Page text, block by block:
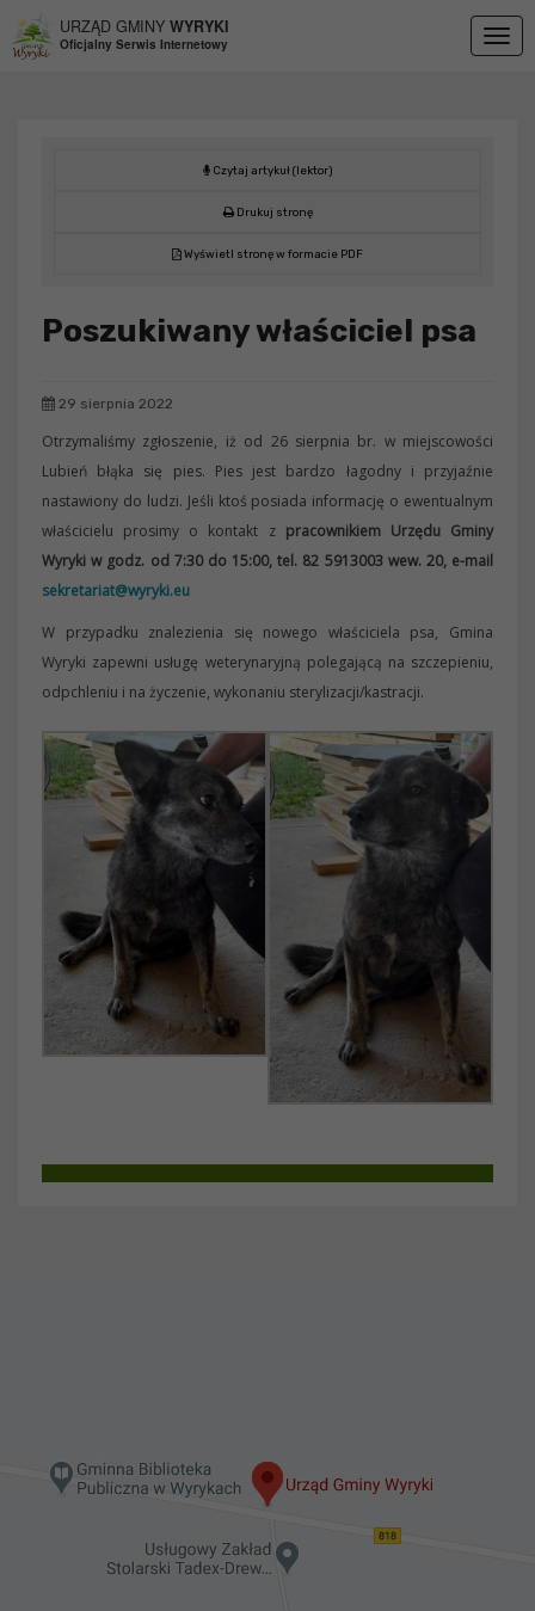
URZĄD GMINY WYRYKI
Oficjalny Serwis Internetowy
Czytaj artykuł (lektor)
Drukuj stronę
Wyświetl stronę w formacie PDF
Poszukiwany właściciel psa
29 sierpnia 2022
Otrzymaliśmy zgłoszenie, iż od 26 sierpnia br. w miejscowości
Lubień błąka się pies. Pies jest bardzo łagodny i przyjaźnie
nastawiony do ludzi. Jeśli ktoś posiada informację o ewentualnym
właścicielu prosimy o kontakt z pracownikiem Urzędu Gminy
Wyryki w godz. od 7:30 do 15:00, tel. 82 5913003 wew. 20, e-mail
sekretariat@wyryki.eu
W przypadku znalezienia się nowego właściciela psa, Gmina
Wyryki zapewni usługę weterynaryjną polegającą na szczepieniu,
odpchleniu i na życzenie, wykonaniu sterylizacji/kastracji.